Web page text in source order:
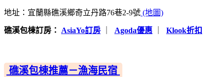
地址：宜蘭縣礁溪鄉奇立丹路76巷2-9號 (地圖)
礁溪包棟訂房： AsiaYo訂房 Agoda優惠 Klook折扣
礁溪包棟推薦－漁海民宿